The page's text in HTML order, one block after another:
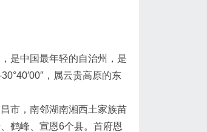
是中国最年轻的自治州，是
，属云贵高原的东
市，南邻湖南湘西土家族苗
鹤峰、宣恩6个县。首府恩